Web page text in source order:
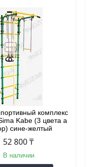
комплекс
Kabe (3 цвета а
сине-желтый
52 800 ₸
В наличии